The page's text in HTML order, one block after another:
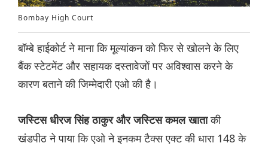
Bombay High Court
बॉम्बे हाईकोर्ट ने माना कि मूल्यांकन को फिर से खोलने के लिए
बैंक स्टेटमेंट और सहायक दस्तावेजों पर अविश्वास करने के
कारण बताने की जिम्मेदारी एओ की है।
जस्टिस धीरज सिंह ठाकुर और जस्टिस कमल खाताकी
खंडपीठ ने पाया कि एओ ने इनकम टैक्स एक्ट की धारा 148 के